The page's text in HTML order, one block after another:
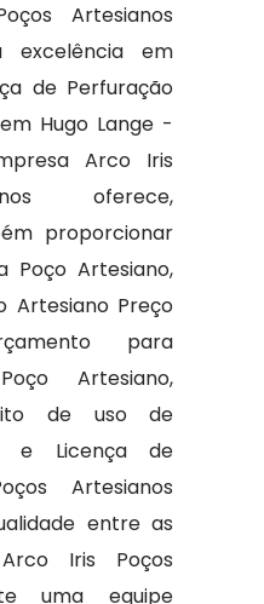
Artesianos
excelência em
de Perfuração
Hugo Lange -
Arco Iris
oferece,
proporcionar
Poço Artesiano,
Artesiano Preço
para
Artesiano,
de uso de
e Licença de
Artesianos
entre as
Iris Poços
uma equipe